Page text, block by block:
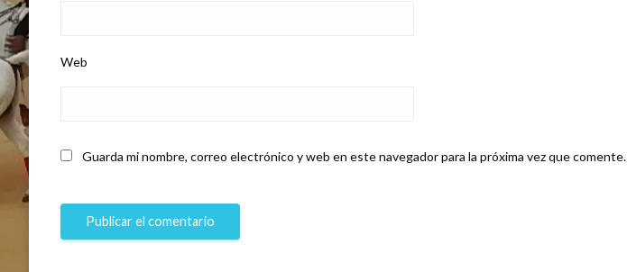
Web
Guarda mi nombre, correo electrónico y web en este navegador para la próxima vez que comente.